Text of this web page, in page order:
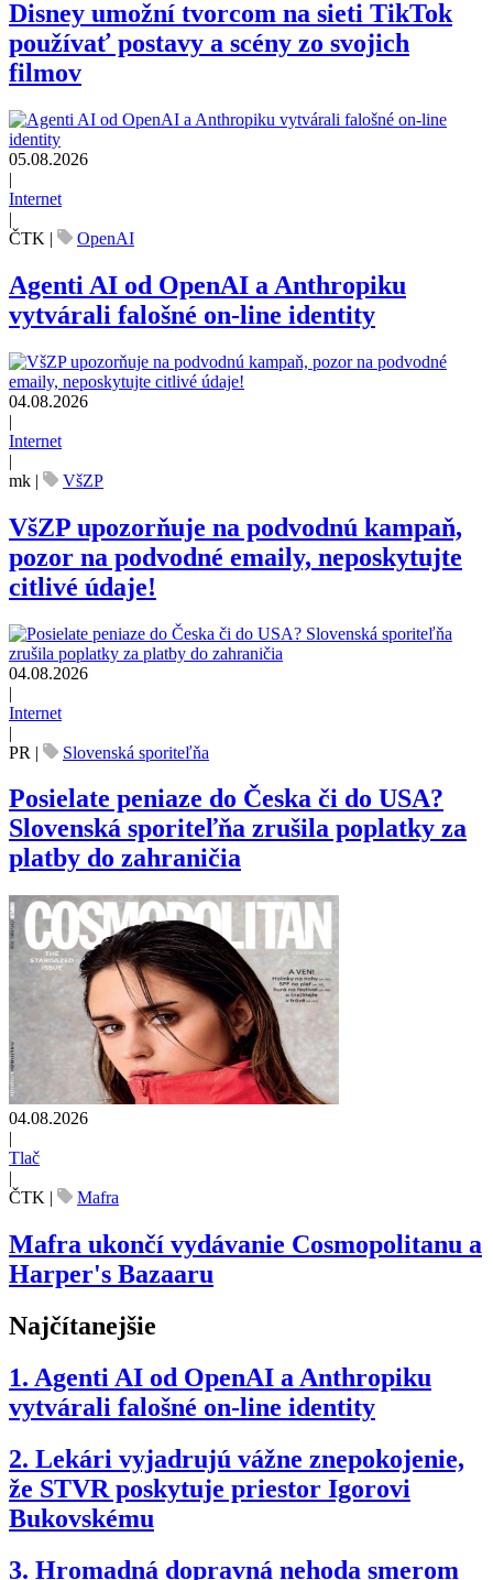
Disney umožní tvorcom na sieti TikTok
používať postavy a scény zo svojich
filmov
05.08.2026
|
Internet
|
ČTK | OpenAI
Agenti AI od OpenAI a Anthropiku
vytvárali falošné on-line identity
04.08.2026
|
Internet
|
mk | VšZP
VšZP upozorňuje na podvodnú kampaň,
pozor na podvodné emaily, neposkytujte
citlivé údaje!
04.08.2026
|
Internet
|
PR | Slovenská sporiteľňa
Posielate peniaze do Česka či do USA?
Slovenská sporiteľňa zrušila poplatky za
platby do zahraničia
04.08.2026
|
Tlač
|
ČTK | Mafra
Mafra ukončí vydávanie Cosmopolitanu a
Harper's Bazaaru
Najčítanejšie
1. Agenti AI od OpenAI a Anthropiku
vytvárali falošné on-line identity
2. Lekári vyjadrujú vážne znepokojenie,
že STVR poskytuje priestor Igorovi
Bukovskému
3. Hromadná dopravná nehoda smerom